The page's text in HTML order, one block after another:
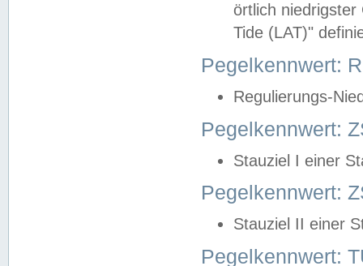
örtlich
Tide (LAT)"
Pegelkennwert:
Regulierungs-
Pegelkennwert:
Stauziel I einer
Pegelkennwert:
Stauziel II einer
Pegelkennwert: